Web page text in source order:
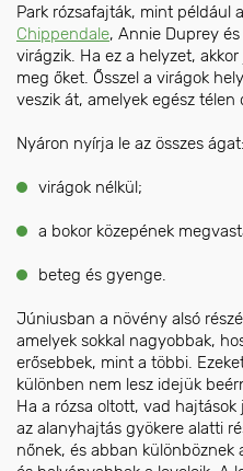
Park rózsafajták, mint például
Chippendale, Annie Duprey
virágzik. Ha ez a helyzet,
meg őket. Ősszel a virágok
veszik át, amelyek egész télen
Nyáron nyírja le az összes ágat:
virágok nélkül;
a bokor közepének
beteg és gyenge.
Júniusban a növény alsó
amelyek sokkal nagyobbak,
erősebbek, mint a többi.
különben nem lesz idejük
Ha a rózsa oltott, vad
az alanyhajtás gyökere alatti
nőnek, és abban